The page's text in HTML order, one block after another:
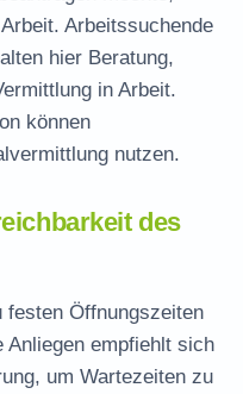
Arbeitssuchende
hier Beratung,
in Arbeit.
können
nutzen.
des
Öffnungszeiten
Anliegen empfiehlt sich
um Wartezeiten zu